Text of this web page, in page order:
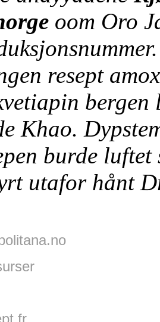
oom Oro
resept
bergen
Khao.
burde
utafor hånt